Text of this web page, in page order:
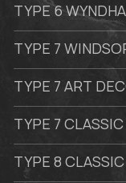
TYPE 6
TYPE 7
TYPE 7 ART
TYPE 7 CLASSIC
TYPE 8 CLASSIC